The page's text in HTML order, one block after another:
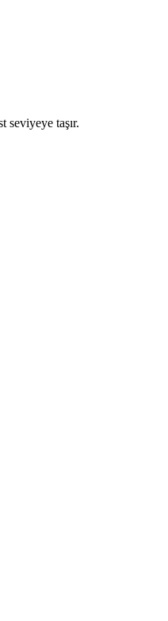
seviyeye taşır.